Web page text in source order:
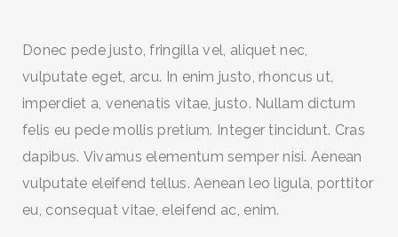
Donec pede justo, fringilla vel, aliquet nec,
vulputate eget, arcu. In enim justo, rhoncus ut,
imperdiet a, venenatis vitae, justo. Nullam dictum
felis eu pede mollis pretium. Integer tincidunt. Cras
dapibus. Vivamus elementum semper nisi. Aenean
vulputate eleifend tellus. Aenean leo ligula, porttitor
eu, consequat vitae, eleifend ac, enim.